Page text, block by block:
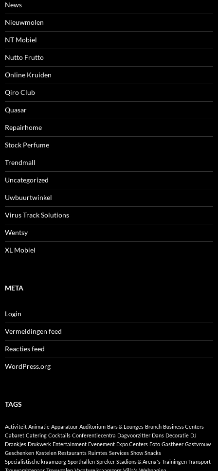
News
Nieuwmolen
NT Mobiel
Nutto Frutto
Online Kruiden
Qiro Club
Quasar
Repairhome
Stock Perfume
Trendmall
Uncategorized
Uwbuurtwinkel
Virus Track Solutions
Wentsy
XL Mobiel
META
Login
Vermeldingen feed
Reacties feed
WordPress.org
TAGS
Activiteit Animatie Apparatuur Auditorium Bars & Lounges Brunch Business Centers
Cabaret Catering Cocktails Conferentiecentra Dagvoorzitter Dans Decoratie DJ
Drankjes Drukwerk Entertainment Evenement Expo Centers Foto Gastheer Gastvrouw
Geschenken Kastelen Restaurants Ruimtes Services Show Snacks
Specialistische kraamzorg Sporthallen Spreker Stadions & Arena's Trainingen Transport